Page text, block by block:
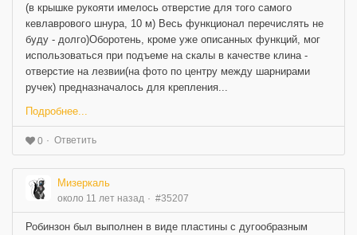
(в крышке рукояти имелось отверстие для того самого
кевлаврового шнура, 10 м) Весь функционал перечислять не
буду - долго)Оборотень, кроме уже описанных функций, мог
использоваться при подъеме на скалы в качестве клина -
отверстие на лезвии(на фото по центру между шарнирами
ручек) предназначалось для крепления...
Подробнее...
0 Ответить
Мизеркаль
около 11 лет назад #35207
Робинзон был выполнен в виде пластины с дугообразным